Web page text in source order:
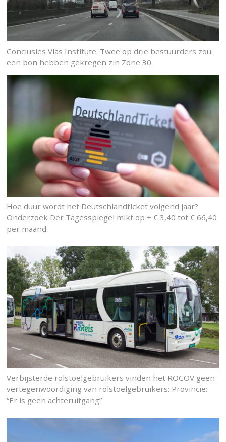
Conclusies Vias Institute: Twee op drie bestuurders zou
een bon hebben gekregen zin Zone 30
Hoe duur wordt het Deutschlandticket volgend jaar?
Onderzoek Der Tagesspiegel mikt op + € 3,40 tot € 66,40
per maand
Verbijsterde rolstoelgebruikers vinden het ROCOV geen
vertegenwoordiging van rolstoelgebruikers: Provincie:
“Er is geen achteruitgang”